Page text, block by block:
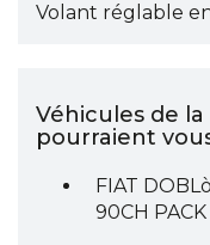
Volant réglable
Véhicules de
pourraient
FIAT
90CH